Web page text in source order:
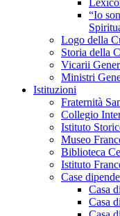
“Io
Logo della
Storia della
Vicarii
Ministri
Istituzioni
Fraternità
Collegio
Istituto
Museo
Biblioteca
Istituto
Case
Casa
Casa